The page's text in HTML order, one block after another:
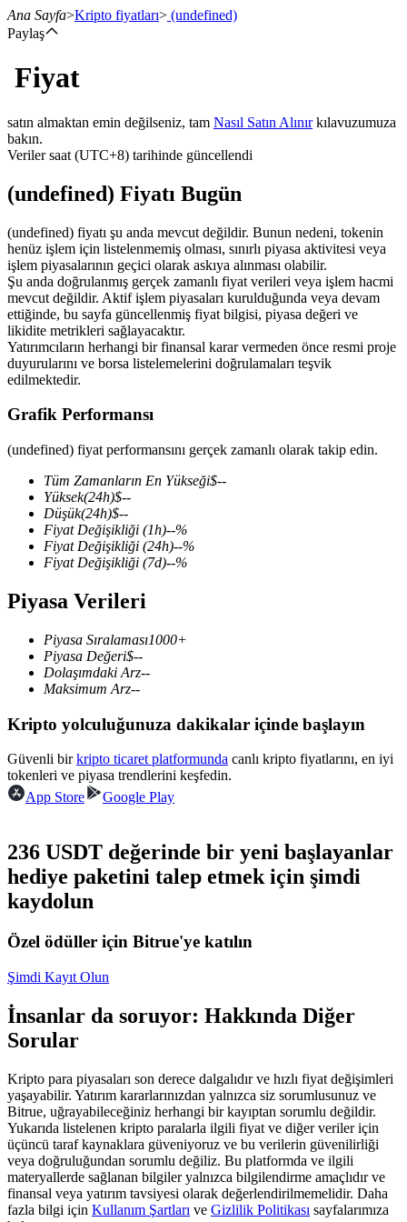
Vadeli İşlemler
USDT Vadeli İşlemleri
Teminat olarak USDT kullanan vadeli işlemler
COIN-M Vadeli İşlemleri
Kripto Para Vadeli İşlemleri
USDC Vadeli İşlemleri
Kopya Ticaret
En iyi traderlarla güçlerinizi birleştirin
Ana Sayfa>Kripto fiyatları> (undefined)
Paylaş
Fiyat
satın almaktan emin değilseniz, tam Nasıl Satın Alınırkılavuzumuza
bakın.
Veriler saat (UTC+8) tarihinde güncellendi
(undefined) Fiyatı Bugün
(undefined) fiyatı şu anda mevcut değildir. Bunun nedeni, tokenin
henüz işlem için listelenmemiş olması, sınırlı piyasa aktivitesi veya
işlem piyasalarının geçici olarak askıya alınması olabilir.
Şu anda doğrulanmış gerçek zamanlı fiyat verileri veya işlem hacmi
mevcut değildir. Aktif işlem piyasaları kurulduğunda veya devam
ettiğinde, bu sayfa güncellenmiş fiyat bilgisi, piyasa değeri ve
likidite metrikleri sağlayacaktır.
Yatırımcıların herhangi bir finansal karar vermeden önce resmi proje
duyurularını ve borsa listelemelerini doğrulamaları teşvik
edilmektedir.
Grafik Performansı
(undefined) fiyat performansını gerçek zamanlı olarak takip edin.
Tüm Zamanların En Yükseği$--
Yüksek(24h)$--
Düşük(24h)$--
Fiyat Değişikliği (1h)--%
Fiyat Değişikliği (24h)--%
Fiyat Değişikliği (7d)--%
Piyasa Verileri
Piyasa Sıralaması1000+
Piyasa Değeri$--
Dolaşımdaki Arz--
Maksimum Arz--
Kripto yolculuğunuza dakikalar içinde başlayın
Güvenli birkripto ticaret platformunda canlı kripto fiyatlarını, en iyi
tokenleri ve piyasa trendlerini keşfedin.
App Store
Google Play
236 USDT değerinde bir yeni başlayanlar
hediye paketini talep etmek için şimdi
kaydolun
Özel ödüller için Bitrue'ye katılın
Şimdi Kayıt Olun
İnsanlar da soruyor: Hakkında Diğer
Sorular
Kripto para piyasaları son derece dalgalıdır ve hızlı fiyat değişimleri
yaşayabilir. Yatırım kararlarınızdan yalnızca siz sorumlusunuz ve
Bitrue, uğrayabileceğiniz herhangi bir kayıptan sorumlu değildir.
Yukarıda listelenen kripto paralarla ilgili fiyat ve diğer veriler için
üçüncü taraf kaynaklara güveniyoruz ve bu verilerin güvenilirliği
veya doğruluğundan sorumlu değiliz. Bu platformda ve ilgili
materyallerde sağlanan bilgiler yalnızca bilgilendirme amaçlıdır ve
finansal veya yatırım tavsiyesi olarak değerlendirilmemelidir. Daha
fazla bilgi için Kullanım Şartları ve Gizlilik Politikası sayfalarımıza